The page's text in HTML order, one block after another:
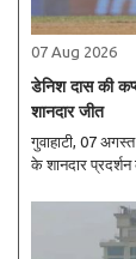
07 Aug 2026
डेनिश दास की
शानदार जीत
गुवाहाटी, 07
के शानदार प्रदर्शन की बदौलत